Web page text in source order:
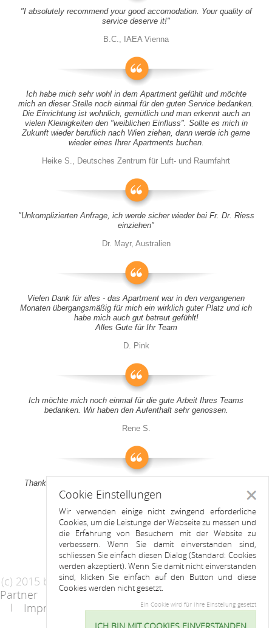
"I absolutely recommend your good accomodation. Your quality of
service deserve it!"
B.C., IAEA Vienna
Ich habe mich sehr wohl in dem Apartment gefühlt und möchte
mich an dieser Stelle noch einmal für den guten Service bedanken.
Die Einrichtung ist wohnlich, gemütlich und man erkennt auch an
vielen Kleinigkeiten den "weiblichen Einfluss". Sollte es mich in
Zukunft wieder beruflich nach Wien ziehen, dann werde ich gerne
wieder eines Ihrer Apartments buchen.
Heike S., Deutsches Zentrum für Luft- und Raumfahrt
"Unkomplizierten Anfrage, ich werde sicher wieder bei Fr. Dr. Riess
einziehen"
Dr. Mayr, Australien
Vielen Dank für alles - das Apartment war in den vergangenen
Monaten übergangsmäßig für mich ein wirklich guter Platz und ich
habe mich auch gut betreut gefühlt!
Alles Gute für Ihr Team
D. Pink
Ich möchte mich noch einmal für die gute Arbeit Ihres Teams
bedanken. Wir haben den Aufenthalt sehr genossen.
Rene S.
Thank you all for your support! It was a pleasure to stay at your
apartment
Anitah S.
(c) 2015 by Riess Apartments
Partner
AGB
Datenschutzerklärung
Impressum
Kontakt
Cookie Einstellungen
Wir verwenden einige nicht zwingend erforderliche
Cookies, um die Leistunge der Webseite zu messen und
die Erfahrung von Besuchern mit der Website zu
verbessern. Wenn Sie damit einverstanden sind,
schliessen Sie einfach diesen Dialog (Standard: Cookies
werden akzeptiert). Wenn Sie damit nicht einverstanden
sind, klicken Sie einfach auf den Button und diese
Cookies werden nicht gesetzt.
Ein Cookie wird für Ihre Einstellung gesetzt